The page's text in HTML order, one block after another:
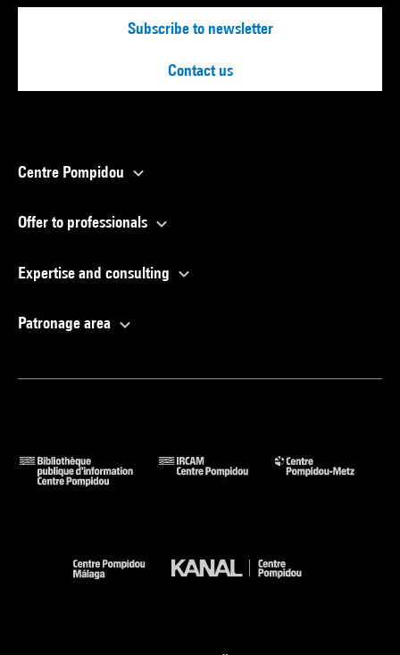
Subscribe to newsletter
Contact us
Centre Pompidou
Offer to professionals
Expertise and consulting
Patronage area